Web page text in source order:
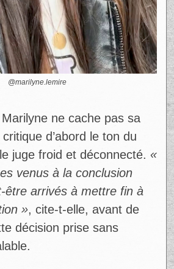
@marilyne.lemire
ne cache pas sa
d’abord le ton du
juge froid et déconnecté. «
venus à la conclusion
être arrivés à mettre fin à
», cite-t-elle, avant de
décision prise sans